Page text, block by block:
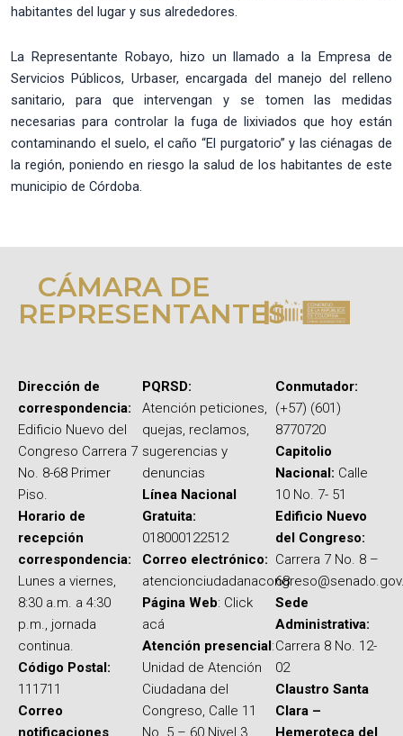
habitantes del lugar y sus alrededores.
La Representante Robayo, hizo un llamado a la Empresa de
Servicios Públicos, Urbaser, encargada del manejo del relleno
sanitario, para que intervengan y se tomen las medidas
necesarias para controlar la fuga de lixiviados que hoy están
contaminando el suelo, el caño “El purgatorio” y las ciénagas de
la región, poniendo en riesgo la salud de los habitantes de este
municipio de Córdoba.
CÁMARA DE
REPRESENTANTES
Dirección de
correspondencia:
Edificio Nuevo del
Congreso Carrera 7
No. 8-68 Primer
Piso.
Horario de
recepción
correspondencia:
Lunes a viernes,
8:30 a.m. a 4:30
p.m., jornada
continua.
Código Postal:
111711
Correo
notificaciones
PQRSD:
Atención peticiones,
quejas, reclamos,
sugerencias y
denuncias
Línea Nacional
Gratuita:
018000122512
Correo electrónico:
Página Web: Click
acá
Atención presencial :
Unidad de Atención
Ciudadana del
Congreso, Calle 11
No. 5 – 60 Nivel 3
Conmutador:
(+57) (601)
8770720
Capitolio
Nacional: Calle
10 No. 7- 51
Edificio Nuevo
del Congreso:
Carrera 7 No. 8 –
68
Sede
Administrativa:
Carrera 8 No. 12-
02
Claustro Santa
Clara –
Hemeroteca del